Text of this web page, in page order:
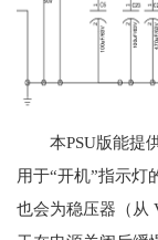
本PSU版能提供
用于“开机”指示灯
也会为稳压器（从